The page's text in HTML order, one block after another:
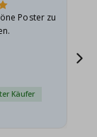
Poster zu
Käufer